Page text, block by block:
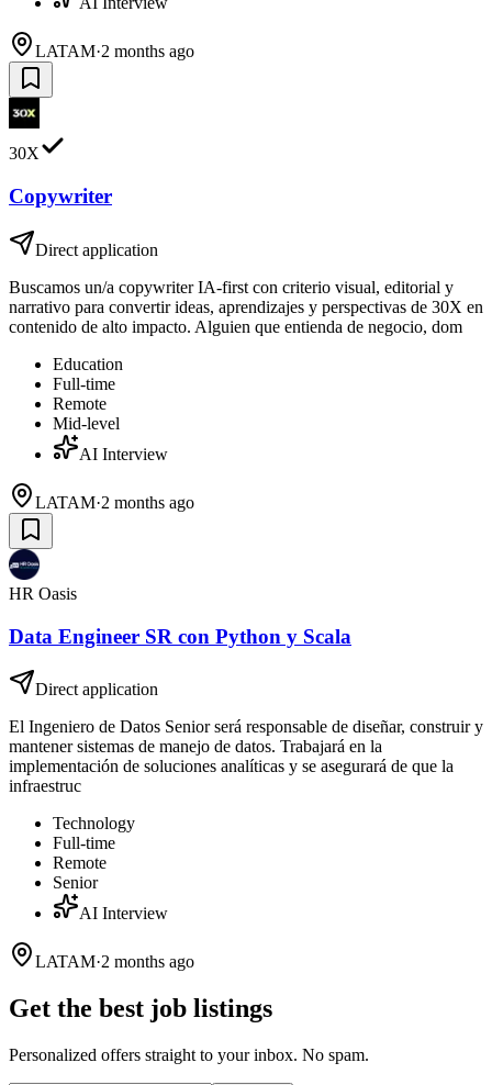
LATAM·2 months ago
30X
Copywriter
Direct application
Buscamos un/a copywriter IA-first con criterio visual, editorial y
narrativo para convertir ideas, aprendizajes y perspectivas de 30X en
contenido de alto impacto. Alguien que entienda de negocio, dom
Education
Full-time
Remote
Mid-level
AI Interview
LATAM·2 months ago
HR Oasis
Data Engineer SR con Python y Scala
Direct application
El Ingeniero de Datos Senior será responsable de diseñar, construir y
mantener sistemas de manejo de datos. Trabajará en la
implementación de soluciones analíticas y se asegurará de que la
infraestruc
Technology
Full-time
Remote
Senior
AI Interview
LATAM·2 months ago
Get the best job listings
Personalized offers straight to your inbox. No spam.